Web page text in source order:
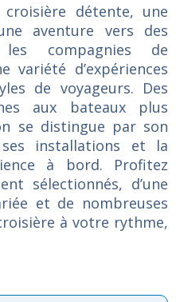
détente, une
aventure vers des
les compagnies de
variété d’expériences
de voyageurs. Des
aux bateaux plus
se distingue par son
installations et la
à bord. Profitez
sélectionnés, d’une
et de nombreuses
à votre rythme,